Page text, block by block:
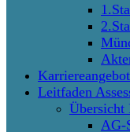
Karriereangebot
Leitfaden
Übersicht
AG-